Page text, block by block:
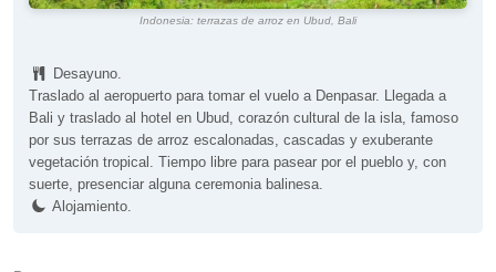
Indonesia: terrazas de arroz en Ubud, Bali
Desayuno.
Traslado al aeropuerto para tomar el vuelo a Denpasar. Llegada a
Bali y traslado al hotel en Ubud, corazón cultural de la isla, famoso
por sus terrazas de arroz escalonadas, cascadas y exuberante
vegetación tropical. Tiempo libre para pasear por el pueblo y, con
suerte, presenciar alguna ceremonia balinesa.
Alojamiento.